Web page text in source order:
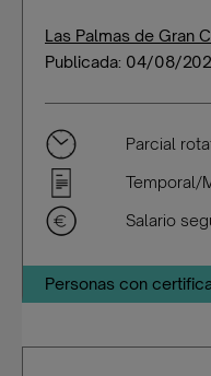
Las Palmas de Gran
Publicada: 04/08/
Parcial
Temporal/
Salario
Personas con